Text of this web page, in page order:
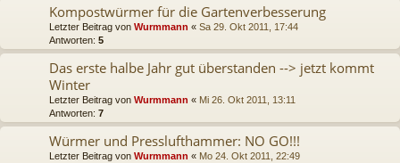
Kompostwürmer für die Gartenverbesserung
Letzter Beitrag von Wurmmann « Sa 29. Okt 2011, 17:44
Antworten: 5
Das erste halbe Jahr gut überstanden --> jetzt kommt
Winter
Letzter Beitrag von Wurmmann « Mi 26. Okt 2011, 13:11
Antworten: 7
Würmer und Presslufthammer: NO GO!!!
Letzter Beitrag von Wurmmann « Mo 24. Okt 2011, 22:49